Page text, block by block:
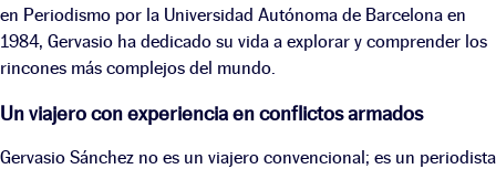
en Periodismo por la Universidad Autónoma de Barcelona en
1984, Gervasio ha dedicado su vida a explorar y comprender los
rincones más complejos del mundo.
Un viajero con experiencia en conflictos armados
Gervasio Sánchez no es un viajero convencional; es un periodista